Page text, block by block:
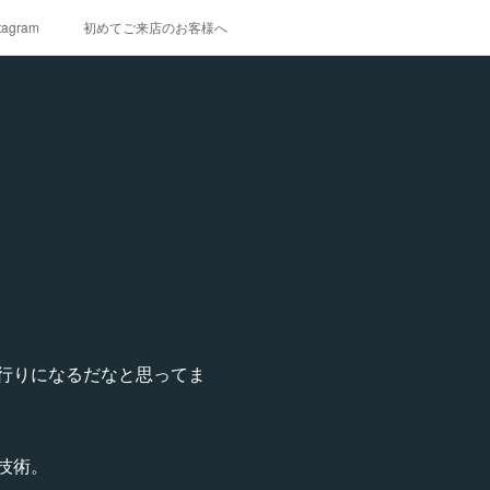
初めてご来店のお客様へ
りになるだなと思ってま
。